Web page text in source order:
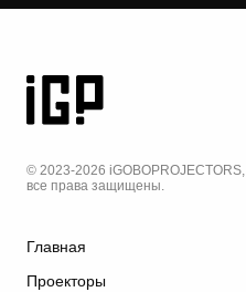
© 2023-2026 iGOBOPROJECTORS,
все права защищены.
Главная
Проекторы